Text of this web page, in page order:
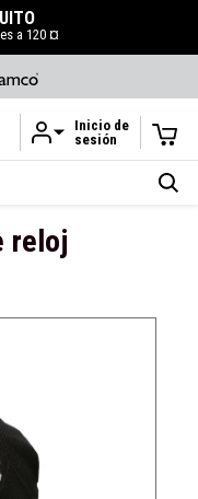
principal
120 ¤
Inicio de
sesión
reloj